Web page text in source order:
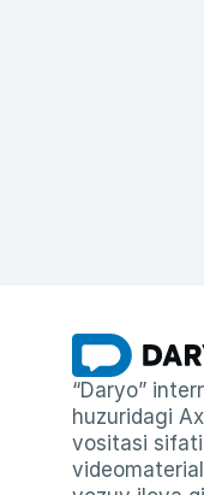
“Daryo”
huzuridagi
vositasi